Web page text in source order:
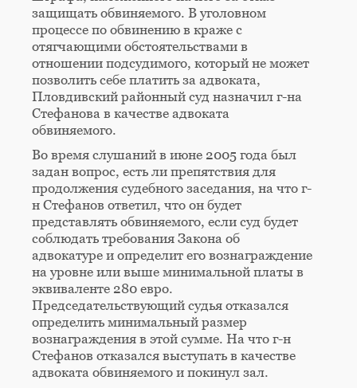
защищать обвиняемого. В уголовном
процессе по обвинению в краже с
отягчающими обстоятельствами в
отношении подсудимого, который не может
позволить себе платить за адвоката,
Пловдивский районный суд назначил г-на
Стефанова в качестве адвоката
обвиняемого.
Во время слушаний в июне 2005 года был
задан вопрос, есть ли препятствия для
продолжения судебного заседания, на что г-
н Стефанов ответил, что он будет
представлять обвиняемого, если суд будет
соблюдать требования Закона об
адвокатуре и определит его вознаграждение
на уровне или выше минимальной платы в
эквиваленте 280 евро.
Председательствующий судья отказался
определить минимальный размер
вознаграждения в этой сумме. На что г-н
Стефанов отказался выступать в качестве
адвоката обвиняемого и покинул зал.